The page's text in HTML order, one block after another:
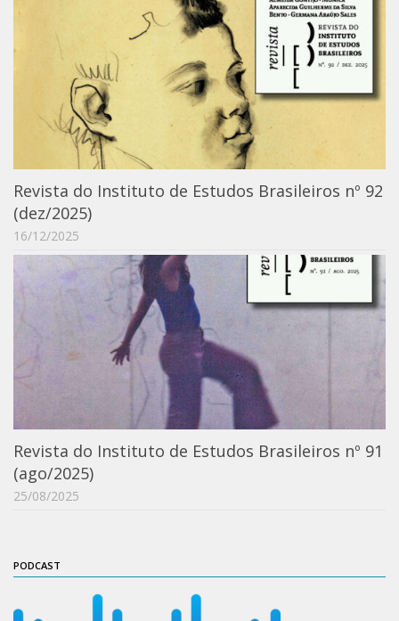
Orientadores
Credenciamento / Recredenciamento de Orientador
Credenciamento / Recredenciamento de Disciplina
Notícias da Pós
Aluno Especial
Disciplinas de Pós-Graduação
2° semestre
Informações aos Alunos
IEB Virtual
Podcast
IEB Minecraft
Hackathon e Edit-a-thon
Wikimedia e Wikidata
Revista do Instituto de Estudos Brasileiros nº 92
(dez/2025)
16/12/2025
Revista do Instituto de Estudos Brasileiros nº 91
(ago/2025)
25/08/2025
PODCAST